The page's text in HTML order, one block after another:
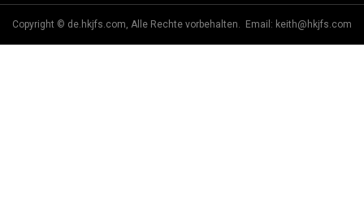
Copyright © de.hkjfs.com, Alle Rechte vorbehalten. Email: keith@hkjfs.com